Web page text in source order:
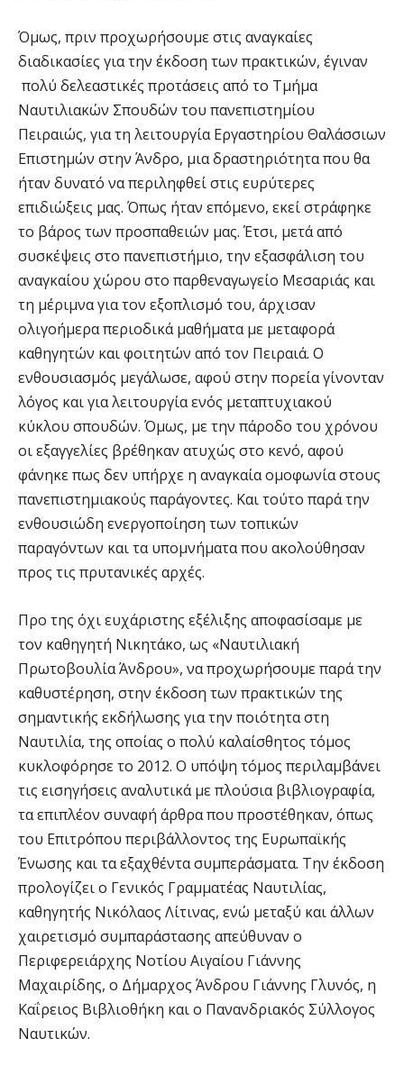
Όμως, πριν προχωρήσουμε στις αναγκαίες
διαδικασίες για την έκδοση των πρακτικών, έγιναν
πολύ δελεαστικές προτάσεις από το Τμήμα
Ναυτιλιακών Σπουδών του πανεπιστημίου
Πειραιώς, για τη λειτουργία Εργαστηρίου Θαλάσσιων
Επιστημών στην Άνδρο, μια δραστηριότητα που θα
ήταν δυνατό να περιληφθεί στις ευρύτερες
επιδιώξεις μας. Όπως ήταν επόμενο, εκεί στράφηκε
το βάρος των προσπαθειών μας. Έτσι, μετά από
συσκέψεις στο πανεπιστήμιο, την εξασφάλιση του
αναγκαίου χώρου στο παρθεναγωγείο Μεσαριάς και
τη μέριμνα για τον εξοπλισμό του, άρχισαν
ολιγοήμερα περιοδικά μαθήματα με μεταφορά
καθηγητών και φοιτητών από τον Πειραιά. Ο
ενθουσιασμός μεγάλωσε, αφού στην πορεία γίνονταν
λόγος και για λειτουργία ενός μεταπτυχιακού
κύκλου σπουδών. Όμως, με την πάροδο του χρόνου
οι εξαγγελίες βρέθηκαν ατυχώς στο κενό, αφού
φάνηκε πως δεν υπήρχε η αναγκαία ομοφωνία στους
πανεπιστημιακούς παράγοντες. Και τούτο παρά την
ενθουσιώδη ενεργοποίηση των τοπικών
παραγόντων και τα υπομνήματα που ακολούθησαν
προς τις πρυτανικές αρχές.
Προ της όχι ευχάριστης εξέλιξης αποφασίσαμε με
τον καθηγητή Νικητάκο, ως «Ναυτιλιακή
Πρωτοβουλία Άνδρου», να προχωρήσουμε παρά την
καθυστέρηση, στην έκδοση των πρακτικών της
σημαντικής εκδήλωσης για την ποιότητα στη
Ναυτιλία, της οποίας ο πολύ καλαίσθητος τόμος
κυκλοφόρησε το 2012. Ο υπόψη τόμος περιλαμβάνει
τις εισηγήσεις αναλυτικά με πλούσια βιβλιογραφία,
τα επιπλέον συναφή άρθρα που προστέθηκαν, όπως
του Επιτρόπου περιβάλλοντος της Ευρωπαϊκής
Ένωσης και τα εξαχθέντα συμπεράσματα. Την έκδοση
προλογίζει ο Γενικός Γραμματέας Ναυτιλίας,
καθηγητής Νικόλαος Λίτινας, ενώ μεταξύ και άλλων
χαιρετισμό συμπαράστασης απεύθυναν ο
Περιφερειάρχης Νοτίου Αιγαίου Γιάννης
Μαχαιρίδης, ο Δήμαρχος Άνδρου Γιάννης Γλυνός, η
Καΐρειος Βιβλιοθήκη και ο Πανανδριακός Σύλλογος
Ναυτικών.